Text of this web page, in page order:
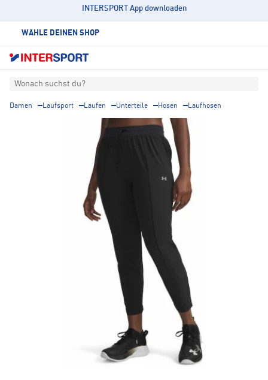
INTERSPORT App downloaden
WÄHLE DEINEN SHOP
Wonach suchst du?
Damen Laufsport Laufen Unterteile Hosen Laufhosen